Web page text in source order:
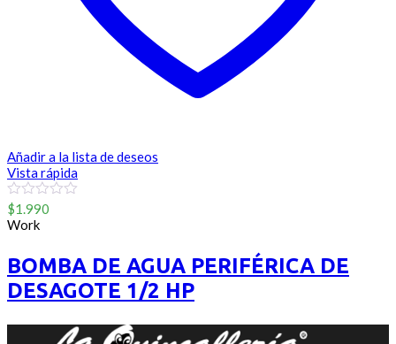
Añadir a la lista de deseos
Vista rápida
0
out
of
$1.990
Work
BOMBA DE AGUA PERIFÉRICA DE
DESAGOTE 1/2 HP